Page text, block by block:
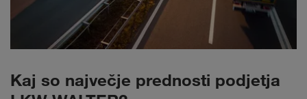
Kaj so največje prednosti podjetja